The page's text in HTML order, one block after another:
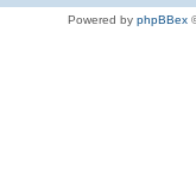
Powered by phpBBex